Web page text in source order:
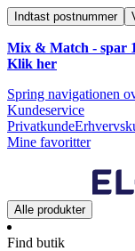
Indtast postnummer
Mix & Match - spar
Klik her
Spring navigationen
Kundeservice
Privatkunde
Mine favoritter
Alle produkter
Find butik